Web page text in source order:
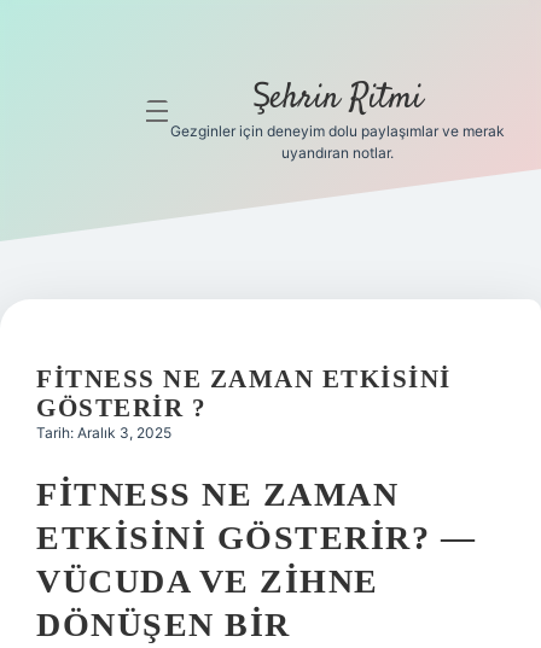
Gizlilik
Hakkımızda
Hakkımızda
menüyü
Şehrin Ritmi
Gezginler için deneyim dolu paylaşımlar ve merak
uyandıran notlar.
FITNESS NE ZAMAN ETKISINI
GÖSTERIR ?
Tarih: Aralık 3, 2025
FITNESS NE ZAMAN
ETKISINI GÖSTERIR? —
VÜCUDA VE ZIHNE
DÖNÜŞEN BIR